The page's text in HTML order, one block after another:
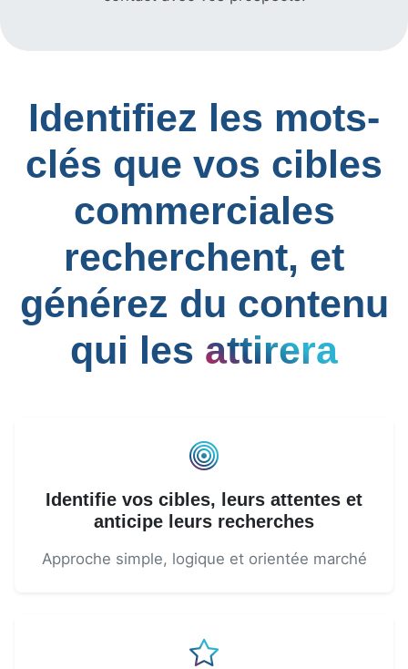
Identifiez les mots-
clés que vos cibles
commerciales
recherchent, et
générez du contenu
qui les attirera
Identifie vos cibles, leurs attentes et
anticipe leurs recherches
Approche simple, logique et orientée marché